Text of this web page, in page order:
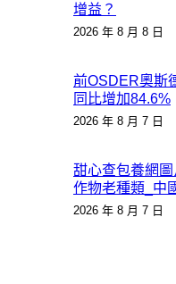
增益？
2026 年 8 月 8 日
前OSDER奧斯
同比增加84.6%
2026 年 8 月 7 日
甜心查包養網圖
作物老種類_中
2026 年 8 月 7 日